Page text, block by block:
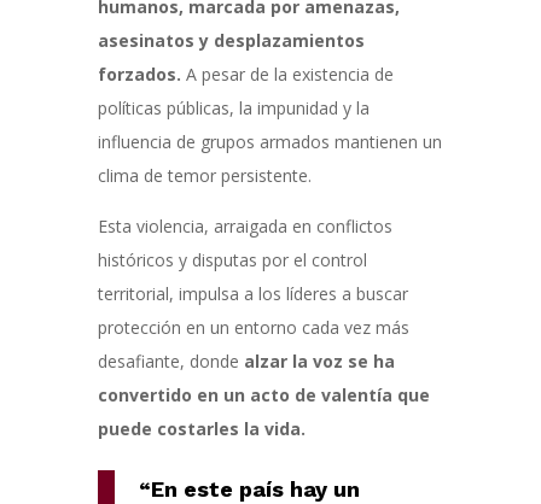
humanos, marcada por amenazas,
asesinatos y desplazamientos
forzados. A pesar de la existencia de
políticas públicas, la impunidad y la
influencia de grupos armados mantienen un
clima de temor persistente.
Esta violencia, arraigada en conflictos
históricos y disputas por el control
territorial, impulsa a los líderes a buscar
protección en un entorno cada vez más
desafiante, donde alzar la voz se ha
convertido en un acto de valentía que
puede costarles la vida.
“En este país hay un